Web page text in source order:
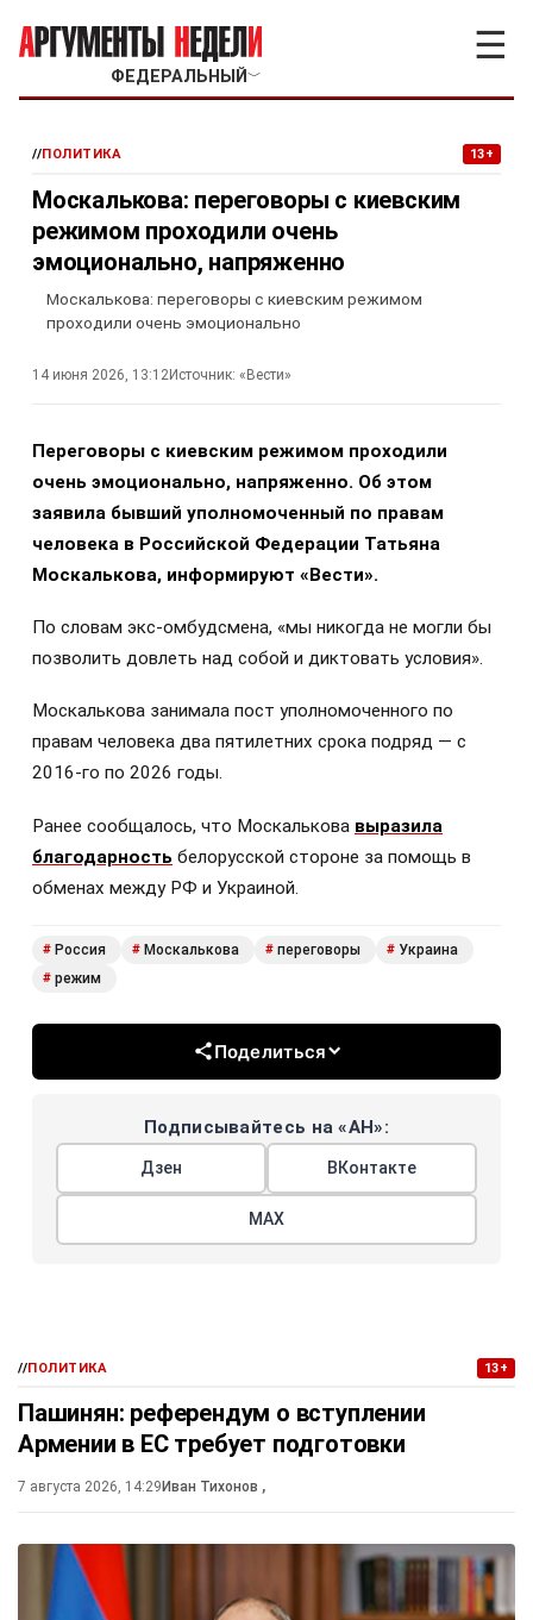
ФЕДЕРАЛЬНЫЙ ﹀
☰
//ПОЛИТИКА 13+
Москалькова: переговоры с киевским
режимом проходили очень
эмоционально, напряженно
Москалькова: переговоры с киевским режимом
проходили очень эмоционально
14 июня 2026, 13:12Источник: «Вести»
Переговоры с киевским режимом проходили
очень эмоционально, напряженно. Об этом
заявила бывший уполномоченный по правам
человека в Российской Федерации Татьяна
Москалькова, информируют «Вести».
По словам экс-омбудсмена, «мы никогда не могли бы
позволить довлеть над собой и диктовать условия».
Москалькова занимала пост уполномоченного по
правам человека два пятилетних срока подряд — с
2016-го по 2026 годы.
Ранее сообщалось, что Москалькова выразила
благодарность белорусской стороне за помощь в
обменах между РФ и Украиной.
# Россия # Москалькова # переговоры # Украина
# режим
Поделиться
Подписывайтесь на «АН»:
Дзен ВКонтакте
МАХ
//ПОЛИТИКА 13+
Пашинян: референдум о вступлении
Армении в ЕС требует подготовки
7 августа 2026, 14:29 Иван Тихонов ,